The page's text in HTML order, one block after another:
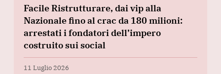
Facile Ristrutturare, dai vip alla
Nazionale fino al crac da 180 milioni:
arrestati i fondatori dell’impero
costruito sui social
11 Luglio 2026